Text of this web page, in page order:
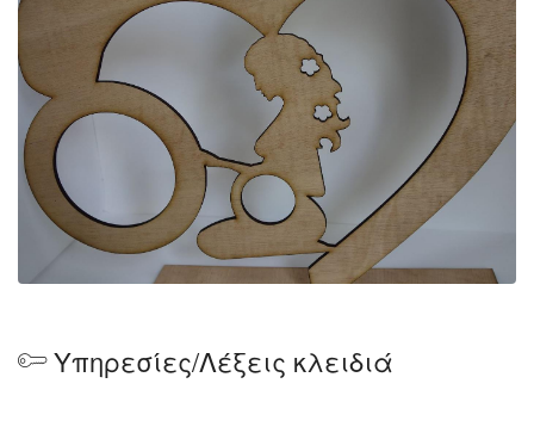
Υπηρεσίες/Λέξεις κλειδιά